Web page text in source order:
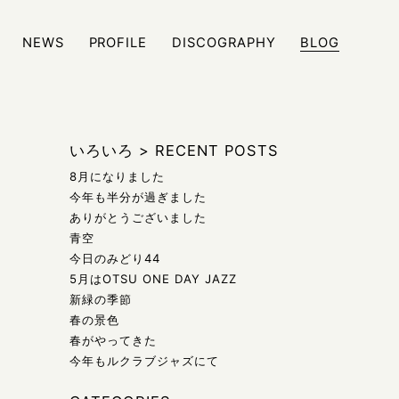
NEWS PROFILE DISCOGRAPHY BLOG
いろいろ > RECENT POSTS
8月になりました
今年も半分が過ぎました
ありがとうございました
青空
今日のみどり44
5月はOTSU ONE DAY JAZZ
新緑の季節
春の景色
春がやってきた
今年もルクラブジャズにて